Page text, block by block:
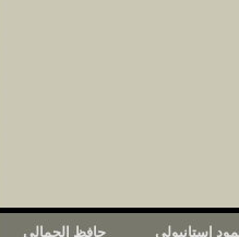
حافظ الجمالي استانبولي